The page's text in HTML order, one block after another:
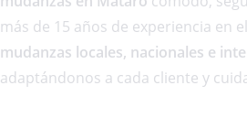
más de 15 años de experiencia en
mudanzas locales, nacionales e
adaptándonos a cada cliente y